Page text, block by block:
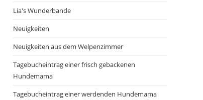
Lia's Wunderbande
Neuigkeiten
Neuigkeiten aus dem Welpenzimmer
Tagebucheintrag einer frisch gebackenen
Hundemama
Tagebucheintrag einer werdenden Hundemama